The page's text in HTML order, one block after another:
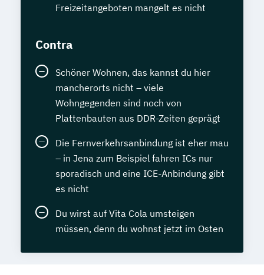
Freizeitangeboten mangelt es nicht
Contra
Schöner Wohnen, das kannst du hier
mancherorts nicht – viele
Wohngegenden sind noch von
Plattenbauten aus DDR-Zeiten geprägt
Die Fernverkehrsanbindung ist eher mau
– in Jena zum Beispiel fahren ICs nur
sporadisch und eine ICE-Anbindung gibt
es nicht
Du wirst auf Vita Cola umsteigen
müssen, denn du wohnst jetzt im Osten